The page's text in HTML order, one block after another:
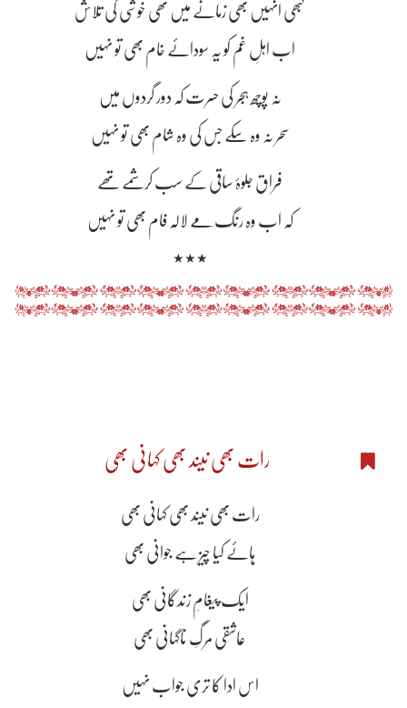
کبھی انہیں بھی زمانے میں تھی خوشی کی تلاش
اب اہلِ غم کو یہ سودائے خام بھی تو نہیں
نہ پوچھ ہجر کی حسرت کہ دور گردوں میں
سحر نہ وہ سکے جس کی وہ شام بھی تو نہیں
فراق جلوۂ ساقی کے سب کرشمے تھے
کہ اب وہ رنگ مَے لالہ فام بھی تو نہیں
٭٭٭
رات بھی نیند بھی کہانی بھی
رات بھی نیند بھی کہانی بھی
ہائے کیا چیز ہے جوانی بھی
ایک پیغامِ زندگانی بھی
عاشقی مرگِ ناگہانی بھی
اس ادا کا تری جواب نہیں